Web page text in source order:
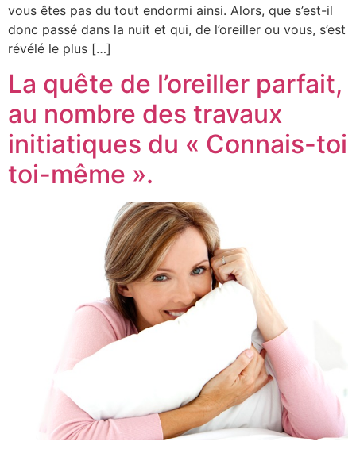
vous êtes pas du tout endormi ainsi. Alors, que s’est-il
donc passé dans la nuit et qui, de l’oreiller ou vous, s’est
révélé le plus […]
La quête de l’oreiller parfait,
au nombre des travaux
initiatiques du « Connais-toi
toi-même ».